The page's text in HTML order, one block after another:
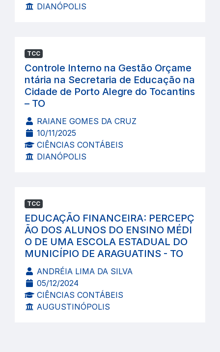
DIANÓPOLIS
TCC
Controle Interno na Gestão Orçame
ntária na Secretaria de Educação na
Cidade de Porto Alegre do Tocantins
– TO
RAIANE GOMES DA CRUZ
10/11/2025
CIÊNCIAS CONTÁBEIS
DIANÓPOLIS
TCC
EDUCAÇÃO FINANCEIRA: PERCEPÇ
ÃO DOS ALUNOS DO ENSINO MÉDI
O DE UMA ESCOLA ESTADUAL DO
MUNICÍPIO DE ARAGUATINS - TO
ANDRÉIA LIMA DA SILVA
05/12/2024
CIÊNCIAS CONTÁBEIS
AUGUSTINÓPOLIS